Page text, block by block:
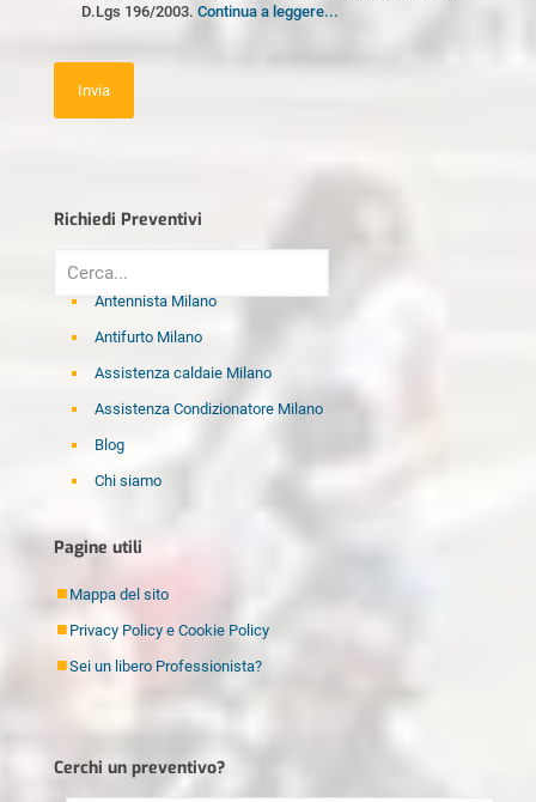
D.Lgs 196/2003. Continua a leggere...
Richiedi Preventivi
Antennista Milano
Antifurto Milano
Assistenza caldaie Milano
Assistenza Condizionatore Milano
Blog
Chi siamo
Elettricista Milano
Fabbro Milano
Idraulico Milano
Imbianchino Milano
Ristrutturazioni Milano
Pagine utili
Mappa del sito
Privacy Policy e Cookie Policy
Sei un libero Professionista?
Cerchi un preventivo?